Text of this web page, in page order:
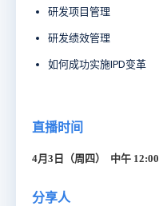
研发项目管理
研发绩效管理
如何成功实施IPD变革
直播时间
4月3日（周四） 中午 12:00
分享人